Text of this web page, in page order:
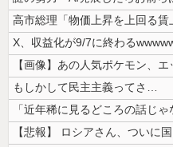
X、収益化が9/7に終わる
【画像】あの人気ポケモン、
もしかして民主主義ってさ…
【悲報】 ロシアさん、ついに